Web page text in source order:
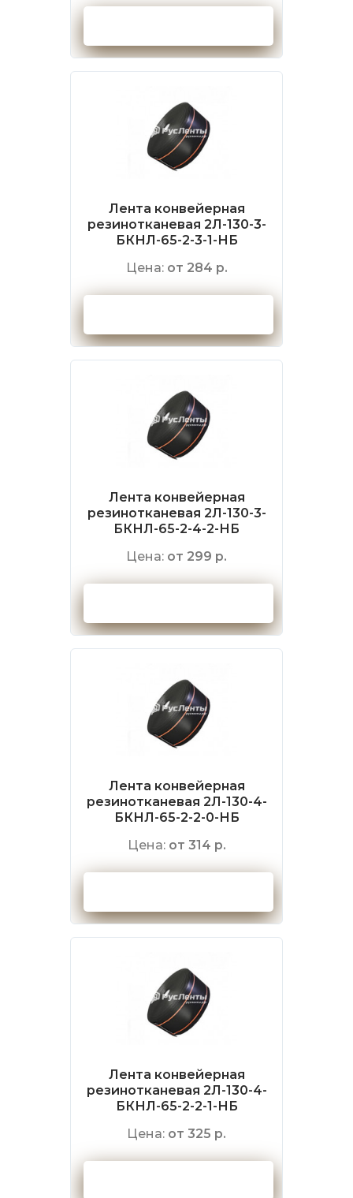
Лента конвейерная
резинотканевая 2Л-130-3-
БКНЛ-65-2-3-1-НБ
Цена: от 284 р.
Лента конвейерная
резинотканевая 2Л-130-3-
БКНЛ-65-2-4-2-НБ
Цена: от 299 р.
Лента конвейерная
резинотканевая 2Л-130-4-
БКНЛ-65-2-2-0-НБ
Цена: от 314 р.
Лента конвейерная
резинотканевая 2Л-130-4-
БКНЛ-65-2-2-1-НБ
Цена: от 325 р.